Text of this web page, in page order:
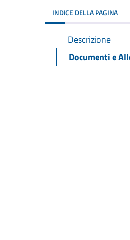
INDICE DELLA PAGINA
Descrizione
Documenti e